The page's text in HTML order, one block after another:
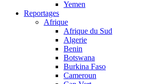
Yemen
Reportages
Afrique
Afrique du Sud
Algerie
Benin
Botswana
Burkina Faso
Cameroun